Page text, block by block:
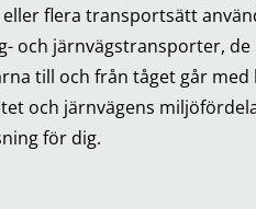
flera transportsätt
och järnvägstransporter, de
till och från tåget går med
och järnvägens
för dig.